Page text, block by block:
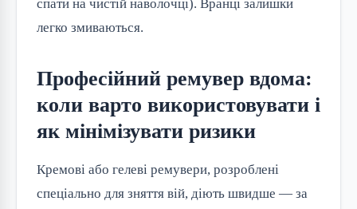
спати на чистій наволочці). Вранці залишки
легко змиваються.
Професійний ремувер вдома:
коли варто використовувати і
як мінімізувати ризики
Кремові або гелеві ремувери, розроблені
спеціально для зняття вій, діють швидше — за